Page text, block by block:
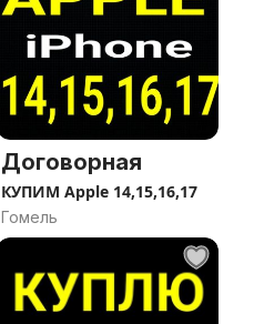
Договорная
КУПИМ Apple 14,15,16,17
Гомель